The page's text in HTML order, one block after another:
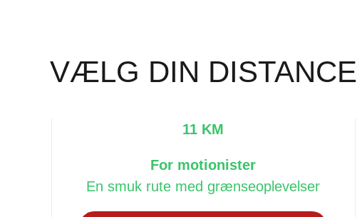
VÆLG DIN DISTANCE
11 KM
For motionister
En smuk rute med grænseoplevelser